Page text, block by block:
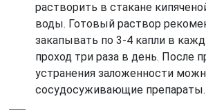
растворить в стакане
воды. Готовый раствор
закапывать по 3-4 капли в
проход три раза в день. После
устранения заложенности
сосудосуживающие препараты.